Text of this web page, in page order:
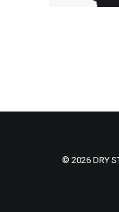
© 2026 DRY